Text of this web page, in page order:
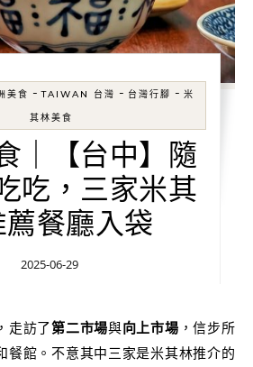
美食 -TAIWAN 台灣 - 台灣行腳 -米
其林美食
｜【台中】隨
吃，三家米其
餐廳入袋
2025-06-29
走訪了第二市場與向上市場 ，信步所
餐館。不意其中三家是米其林推介的